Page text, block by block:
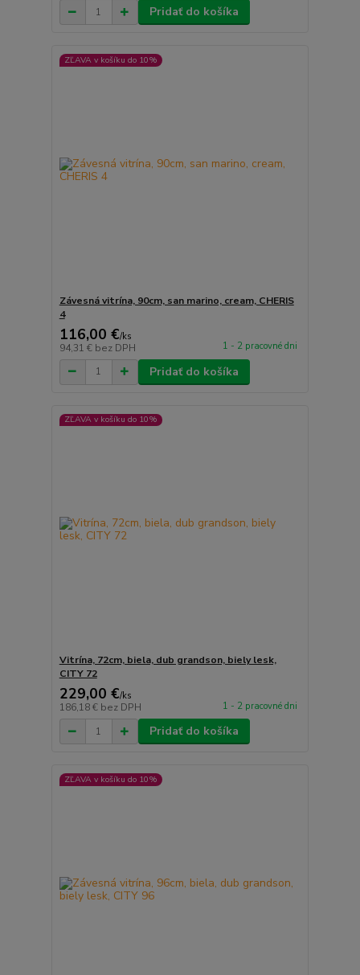
Pridať do košíka
ZĽAVA v košíku do 10%
Závesná vitrína, 90cm, san marino, cream, CHERIS
4
116,00 €/ks
94,31 € bez DPH 1 - 2 pracovné dni
Pridať do košíka
ZĽAVA v košíku do 10%
Vitrína, 72cm, biela, dub grandson, biely lesk,
CITY 72
229,00 €/ks
186,18 € bez DPH 1 - 2 pracovné dni
Pridať do košíka
ZĽAVA v košíku do 10%